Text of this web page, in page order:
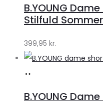
Klædeskabet.dk
B.YOUNG
Stilfuld
399,95 kr.
B.YOUNG